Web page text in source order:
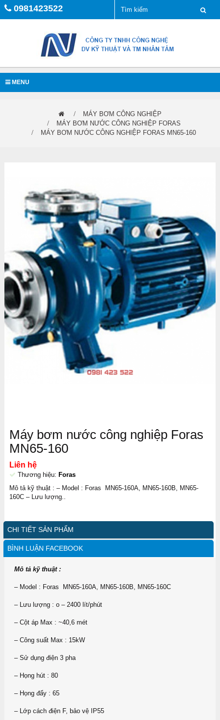
0981423522
MENU
MÁY BƠM CÔNG NGHIỆP
MÁY BƠM NƯỚC CÔNG NGHIỆP FORAS
MÁY BƠM NƯỚC CÔNG NGHIỆP FORAS MN65-160
Máy bơm nước công nghiệp Foras
MN65-160
Liên hệ
Thương hiệu: Foras
Mô tả kỹ thuật : – Model : Foras MN65-160A, MN65-160B, MN65-
160C – Lưu lượng..
CHI TIẾT SẢN PHẨM
BÌNH LUẬN FACEBOOK
Mô tả kỹ thuật :
– Model : Foras MN65-160A, MN65-160B, MN65-160C
– Lưu lượng : o – 2400 lít/phút
– Cột áp Max : ~40,6 mét
– Công suất Max : 15kW
– Sử dụng điện 3 pha
– Họng hút : 80
– Họng đẩy : 65
– Lớp cách điện F, bảo vệ IP55